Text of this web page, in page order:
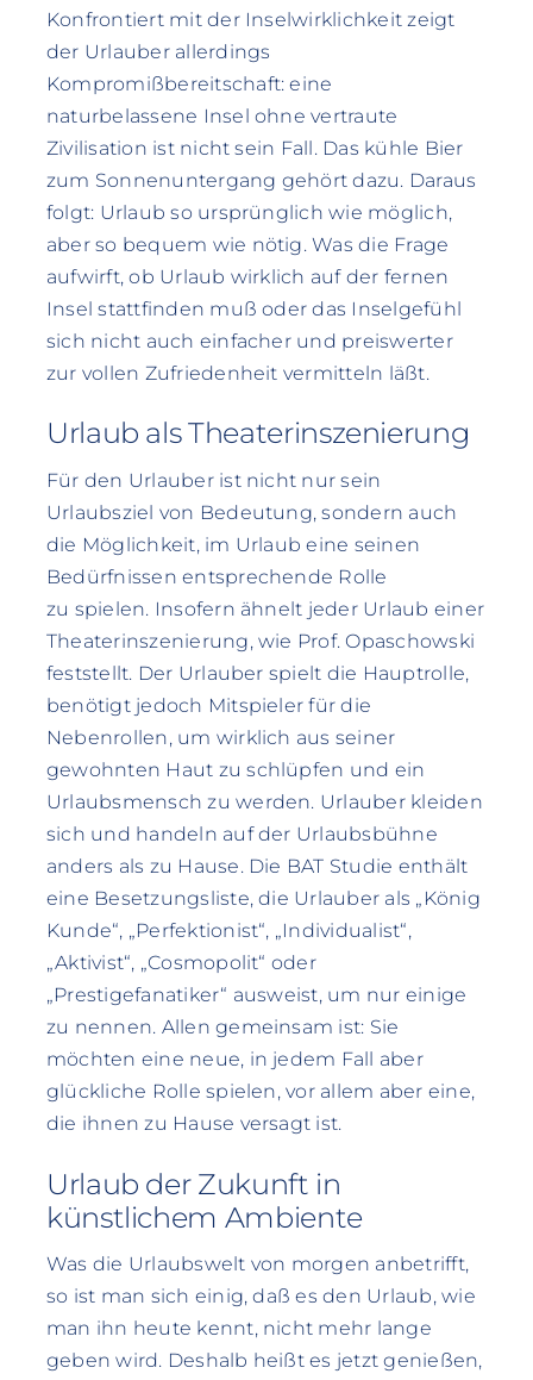
Konfrontiert mit der Inselwirklichkeit zeigt
der Urlauber allerdings
Kompromißbereitschaft: eine
naturbelassene Insel ohne vertraute
Zivilisation ist nicht sein Fall. Das kühle Bier
zum Sonnenuntergang gehört dazu. Daraus
folgt: Urlaub so ursprünglich wie möglich,
aber so bequem wie nötig. Was die Frage
aufwirft, ob Urlaub wirklich auf der fernen
Insel stattfinden muß oder das Inselgefühl
sich nicht auch einfacher und preiswerter
zur vollen Zufriedenheit vermitteln läßt.
Urlaub als Theaterinszenierung
Für den Urlauber ist nicht nur sein
Urlaubsziel von Bedeutung, sondern auch
die Möglichkeit, im Urlaub eine seinen
Bedürfnissen entsprechende Rolle
zu spielen. Insofern ähnelt jeder Urlaub einer
Theaterinszenierung, wie Prof. Opaschowski
feststellt. Der Urlauber spielt die Hauptrolle,
benötigt jedoch Mitspieler für die
Nebenrollen, um wirklich aus seiner
gewohnten Haut zu schlüpfen und ein
Urlaubsmensch zu werden. Urlauber kleiden
sich und handeln auf der Urlaubsbühne
anders als zu Hause. Die BAT Studie enthält
eine Besetzungsliste, die Urlauber als „König
Kunde“, „Perfektionist“, „Individualist“,
„Aktivist“, „Cosmopolit“ oder
„Prestigefanatiker“ ausweist, um nur einige
zu nennen. Allen gemeinsam ist: Sie
möchten eine neue, in jedem Fall aber
glückliche Rolle spielen, vor allem aber eine,
die ihnen zu Hause versagt ist.
Urlaub der Zukunft in
künstlichem Ambiente
Was die Urlaubswelt von morgen anbetrifft,
so ist man sich einig, daß es den Urlaub, wie
man ihn heute kennt, nicht mehr lange
geben wird. Deshalb heißt es jetzt genießen,